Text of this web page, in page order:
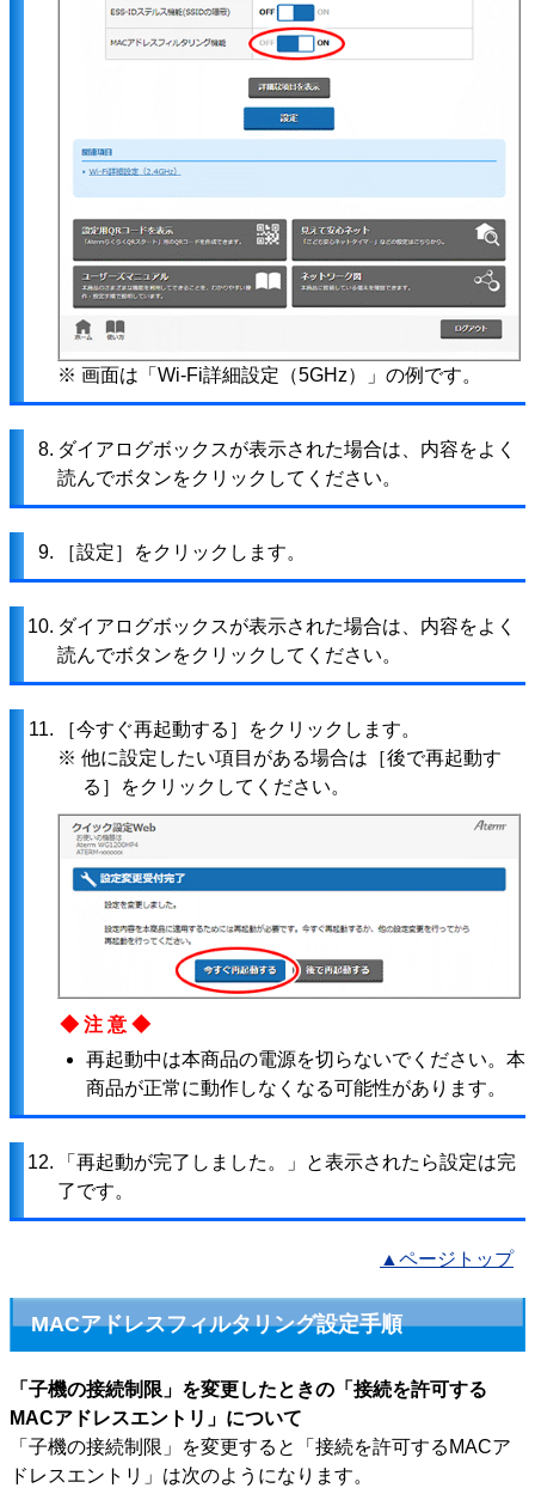
※ 画面は「Wi-Fi詳細設定（5GHz）」の例です。
8. ダイアログボックスが表示された場合は、内容をよく
読んでボタンをクリックしてください。
9. ［設定］をクリックします。
10. ダイアログボックスが表示された場合は、内容をよく
読んでボタンをクリックしてください。
11.
［今すぐ再起動する］をクリックします。
※ 他に設定したい項目がある場合は［後で再起動す
る］をクリックしてください。
◆注意◆
再起動中は本商品の電源を切らないでください。本
商品が正常に動作しなくなる可能性があります。
12.
「再起動が完了しました。」と表示されたら設定は完
了です。
▲ページトップ
MACアドレスフィルタリング設定手順
「子機の接続制限」を変更したときの「接続を許可する
MACアドレスエントリ」について
「子機の接続制限」を変更すると「接続を許可するMACア
ドレスエントリ」は次のようになります。